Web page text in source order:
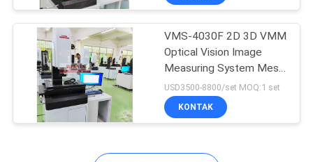
Laboratorium
Vacuum Freeze
Dryer
VMS-4030F 2D 3D VMM
Optical Vision Image
Measuring System Mesin
Pengukuran Video
USD3500-8800/set MOQ:1 set
KONTAK